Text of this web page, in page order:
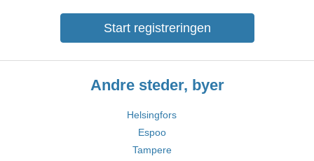
Start registreringen
Andre steder, byer
Helsingfors
Espoo
Tampere